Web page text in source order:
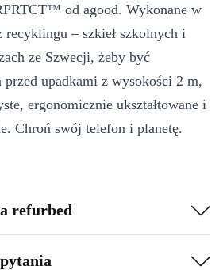
od agood. Wykonane w
recyklingu – szkieł szkolnych i
ze Szwecji, żeby być
przed upadkami z wysokości 2 m,
ergonomicznie ukształtowane i
Chroń swój telefon i planetę.
refurbed